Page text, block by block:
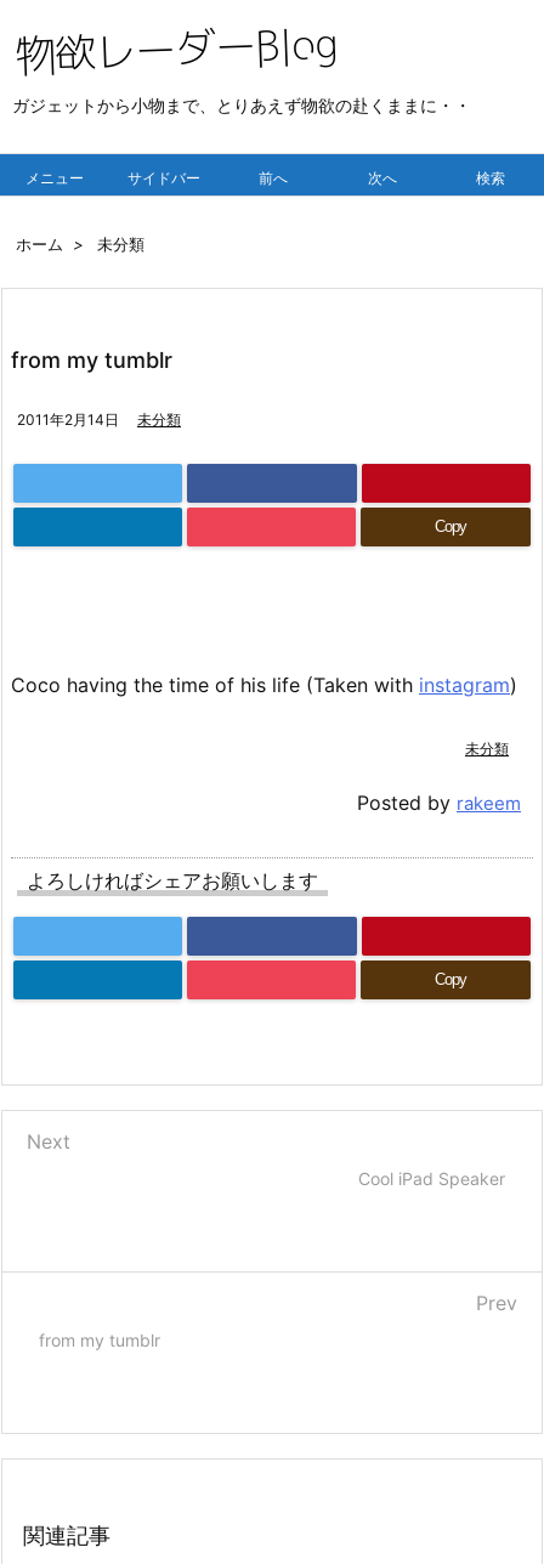
ガジェットから小物まで、とりあえず物欲の赴くままに・・
メニュー サイドバー 前へ 次へ 検索
ホーム > 未分類
from my tumblr
2011年2月14日 未分類
Copy
Coco having the time of his life (Taken with instagram)
未分類
Posted by rakeem
よろしければシェアお願いします
Copy
Cool iPad Speaker
Next
from my tumblr
Prev
関連記事